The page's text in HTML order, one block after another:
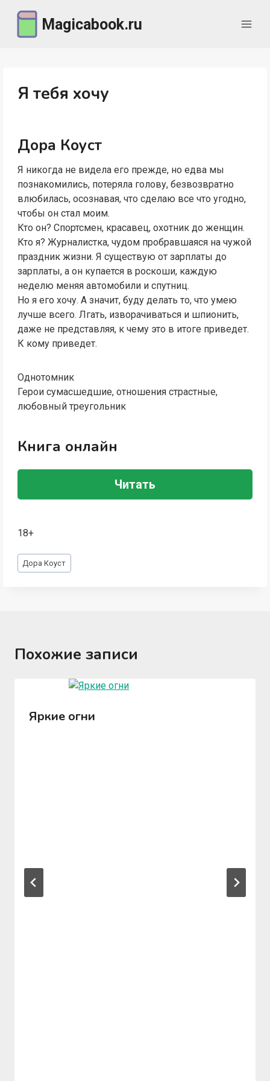
содержимому
Magicabook.ru
Я тебя хочу
Дора Коуст
Я никогда не видела его прежде, но едва мы
познакомились, потеряла голову, безвозвратно
влюбилась, осознавая, что сделаю все что угодно,
чтобы он стал моим.
Кто он? Спортсмен, красавец, охотник до женщин.
Кто я? Журналистка, чудом пробравшаяся на чужой
праздник жизни. Я существую от зарплаты до
зарплаты, а он купается в роскоши, каждую
неделю меняя автомобили и спутниц.
Но я его хочу. А значит, буду делать то, что умею
лучше всего. Лгать, изворачиваться и шпионить,
даже не представляя, к чему это в итоге приведет.
К кому приведет.
Однотомник
Герои сумасшедшие, отношения страстные,
любовный треугольник
Книга онлайн
Читать
18+
Метки
записи:
Дора Коуст
Похожие записи
Яркие огни